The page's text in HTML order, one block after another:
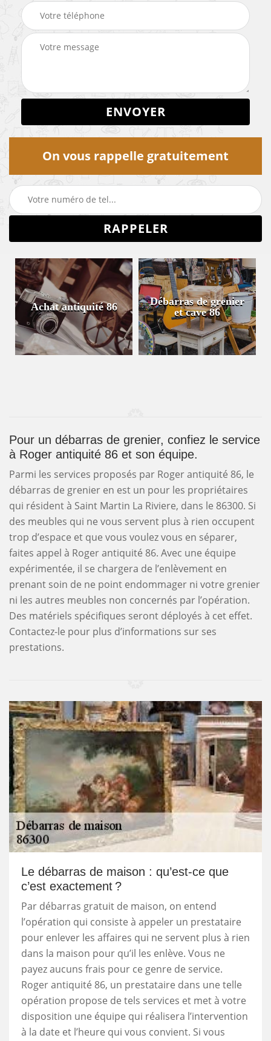
On vous rappelle gratuitement
Achat antiquité 86
Débarras de grenier
et cave 86
Pour un débarras de grenier, confiez le service
à Roger antiquité 86 et son équipe.
Parmi les services proposés par Roger antiquité 86, le
débarras de grenier en est un pour les propriétaires
qui résident à Saint Martin La Riviere, dans le 86300. Si
des meubles qui ne vous servent plus à rien occupent
trop d’espace et que vous voulez vous en séparer,
faites appel à Roger antiquité 86. Avec une équipe
expérimentée, il se chargera de l’enlèvement en
prenant soin de ne point endommager ni votre grenier
ni les autres meubles non concernés par l’opération.
Des matériels spécifiques seront déployés à cet effet.
Contactez-le pour plus d’informations sur ses
prestations.
Le débarras de maison : qu’est-ce que
c’est exactement ?
Par débarras gratuit de maison, on entend
l’opération qui consiste à appeler un prestataire
pour enlever les affaires qui ne servent plus à rien
dans la maison pour qu’il les enlève. Vous ne
payez aucuns frais pour ce genre de service.
Roger antiquité 86, un prestataire dans une telle
opération propose de tels services et met à votre
disposition une équipe qui réalisera l’intervention
à la date et l’heure qui vous convient. Si vous